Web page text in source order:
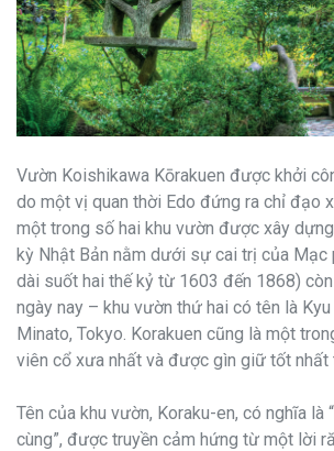
Vườn Koishikawa Kōrakuen được khởi
do một vị quan thời Edo đứng ra chỉ đạo
một trong số hai khu vườn được xây
kỳ Nhật Bản nằm dưới sự cai trị của Mạc
dài suốt hai thế kỷ từ 1603 đến 1868)
ngày nay – khu vườn thứ hai có tên là
Minato, Tokyo. Korakuen cũng là một
viên cổ xưa nhất và được gìn giữ tốt nhất
Tên của khu vườn, Koraku-en, có nghĩa là
cùng”, được truyền cảm hứng từ một lời